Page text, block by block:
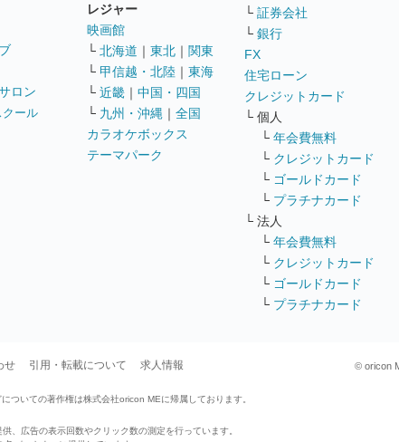
ロン
クール
レジャー
映画館
└ 北海道 ｜ 東北 ｜ 関東
└ 甲信越・北陸 ｜ 東海
└ 近畿 ｜ 中国・四国
└ 九州・沖縄 ｜ 全国
カラオケボックス
テーマパーク
└ 証券会社
└ 銀行
FX
住宅ローン
クレジットカード
└ 個人
└ 年会費無料
└ クレジットカード
└ ゴールドカード
└ プラチナカード
└ 法人
└ 年会費無料
└ クレジットカード
└ ゴールドカード
└ プラチナカード
せ 引用・転載について 求人情報 © oricon
ついての著作権は株式会社oricon MEに帰属しております。
、広告の表示回数やクリック数の測定を行っています。